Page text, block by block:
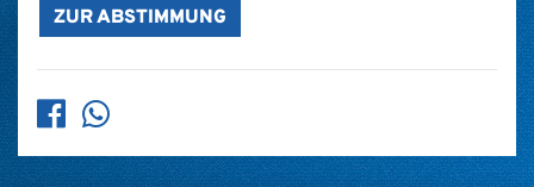
ZUR ABSTIMMUNG